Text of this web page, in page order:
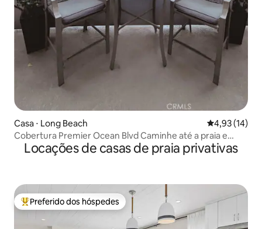
Casa ⋅ Long Beach 4,93 de uma
4,93 (14)
Cobertura Premier Ocean Blvd Caminhe até a praia e
jantar
Locações de casas de praia privativas
Entre os melhores preferidos dos hóspedes
Preferido dos hóspedes